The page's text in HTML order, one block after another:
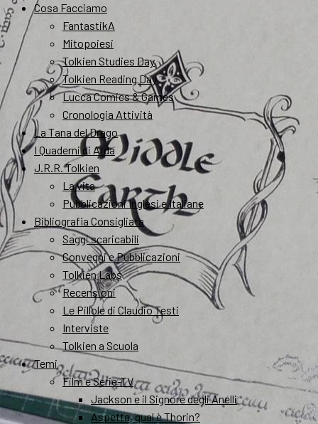
Cosa Facciamo
FantastikA
Mitopoiesi
Tolkien Studies Day
Tolkien Reading Day
Lucca Comics & Games
Cronologia Attività
La Tana del Drago
I Quaderni di Arda
J.R.R. Tolkien
La vita
Pubblicazioni Inglesi e Italiane
Bibliografia Consigliata
Saggi scaricabili
Convegni e Pubblicazioni
Tolkien Labs
Recensioni
Le Pillole di Claudio Testi
Interviste
Tolkien a Scuola
Temi
Film e Serie-TV
Jackson e il Signore degli Anelli
Aspetta, qual è Thorin?